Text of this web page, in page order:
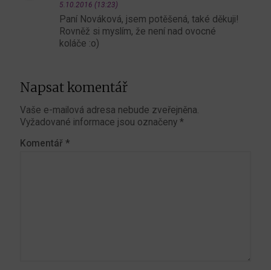
5.10.2016 (13:23)
Paní Nováková, jsem potěšená, také děkuji!
Rovněž si myslím, že není nad ovocné
koláče :o)
Napsat komentář
Vaše e-mailová adresa nebude zveřejněna.
Vyžadované informace jsou označeny *
Komentář *